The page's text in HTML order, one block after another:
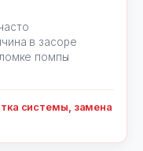
в засоре
помпы
системы, замена